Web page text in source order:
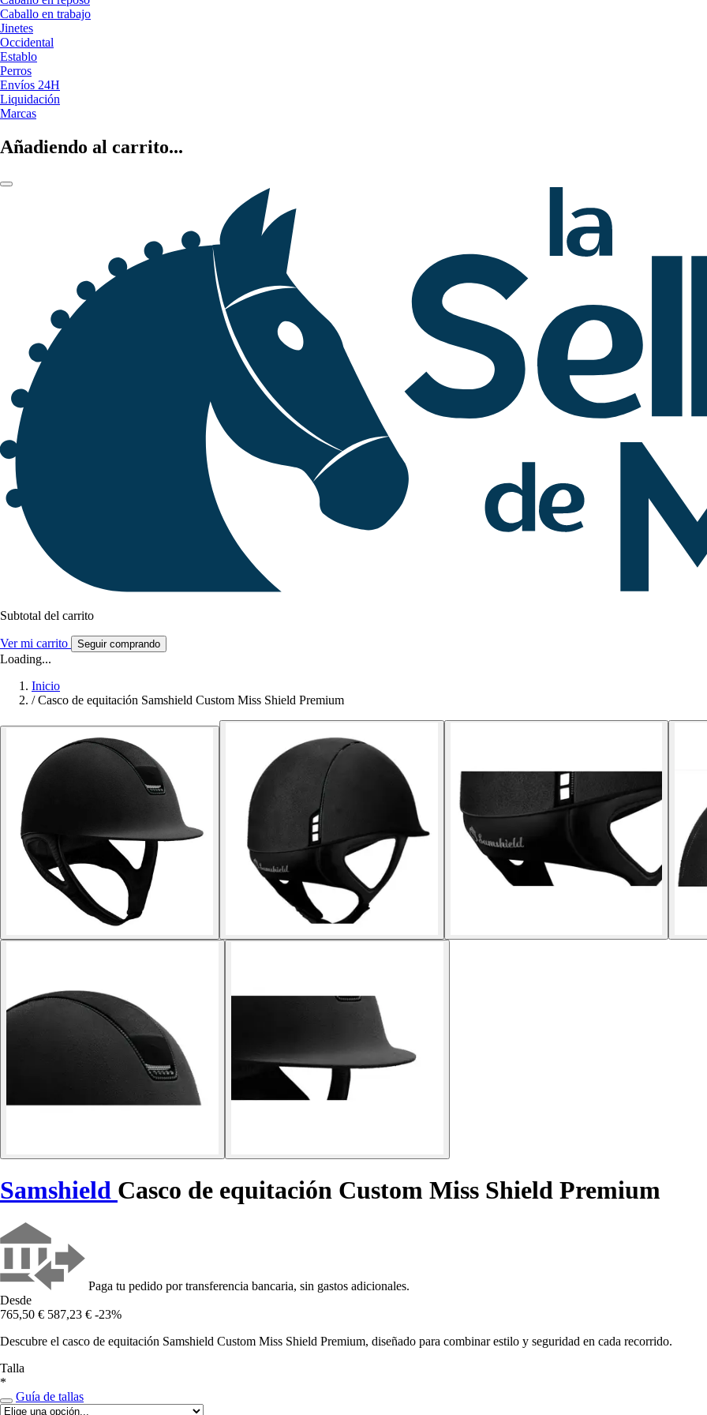
Caballo en trabajo
Jinetes
Occidental
Establo
Perros
Envíos 24H
Liquidación
Marcas
Añadiendo al carrito...
Subtotal del carrito
Ver mi carrito Seguir comprando
Loading...
Inicio
/ Casco de equitación Samshield Custom Miss Shield Premium
Samshield Casco de equitación Custom Miss Shield Premium
Paga tu pedido por transferencia bancaria, sin gastos adicionales.
Desde
765,50 € 587,23 € -23%
Descubre el casco de equitación Samshield Custom Miss Shield Premium, diseñado para combinar estilo y seguridad en cada recorrido.
Talla
*
Guía de tallas